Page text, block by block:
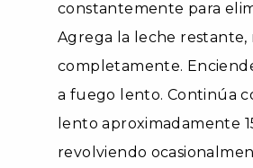
constantemente para
Agrega la leche restante,
completamente.
a fuego lento. Continúa
lento aproximadamente
revolviendo